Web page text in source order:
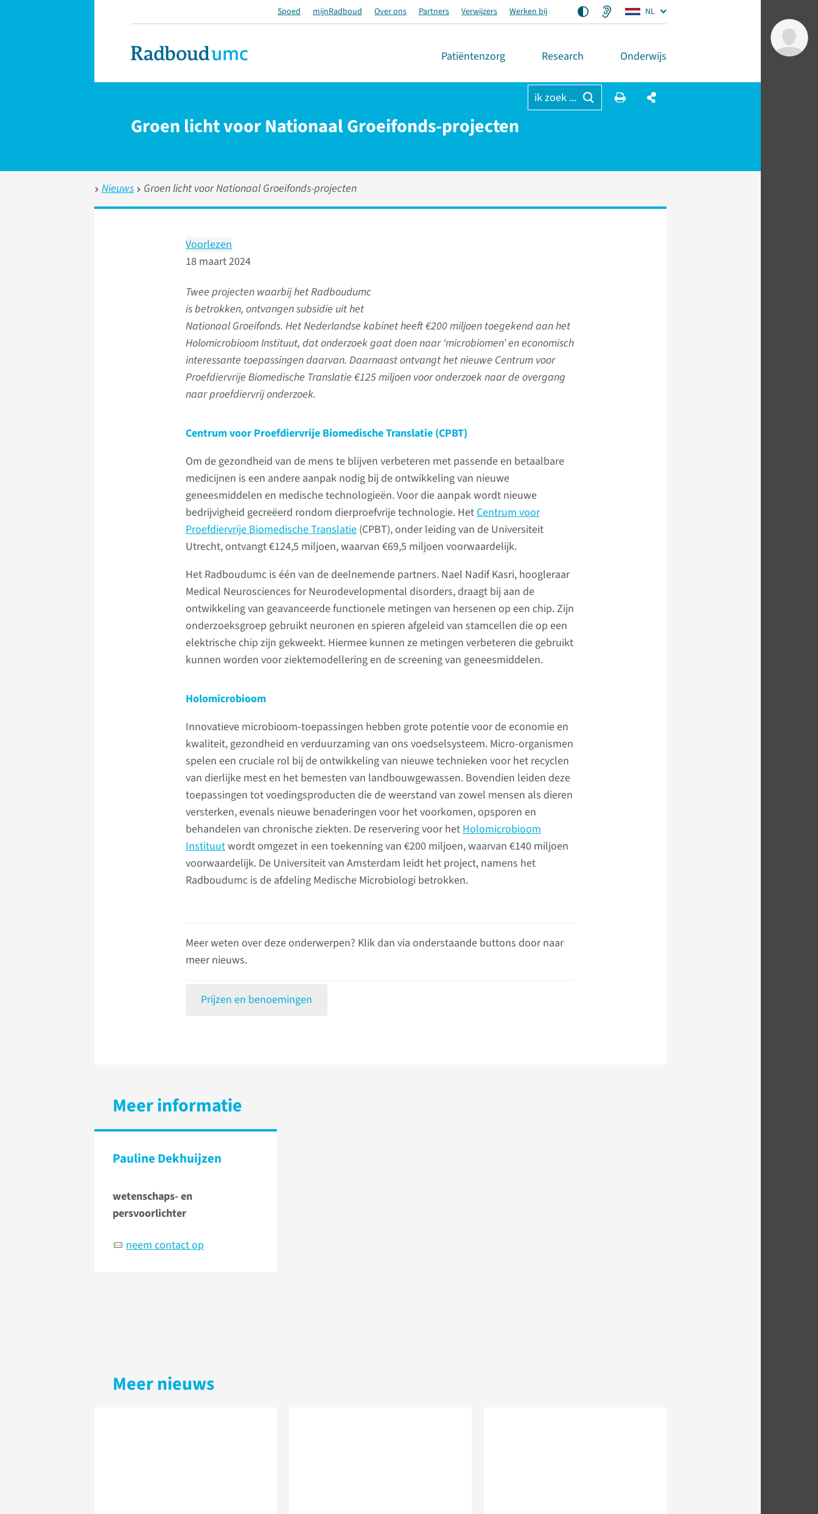
Spoed mijnRadboud Over ons Partners Verwijzers Werken bij NL
Patiëntenzorg Research Onderwijs
ik zoek ...
Groen licht voor Nationaal Groeifonds-projecten
Nieuws Groen licht voor Nationaal Groeifonds-projecten
Voorlezen
18 maart 2024
Twee projecten waarbij het Radboudumc
is betrokken, ontvangen subsidie uit het
Nationaal Groeifonds. Het Nederlandse kabinet heeft €200 miljoen toegekend aan het
Holomicrobioom Instituut, dat onderzoek gaat doen naar ‘microbiomen’ en economisch
interessante toepassingen daarvan. Daarnaast ontvangt het nieuwe Centrum voor
Proefdiervrije Biomedische Translatie €125 miljoen voor onderzoek naar de overgang
naar proefdiervrij onderzoek.
Centrum voor Proefdiervrije Biomedische Translatie (CPBT)
Om de gezondheid van de mens te blijven verbeteren met passende en betaalbare
medicijnen is een andere aanpak nodig bij de ontwikkeling van nieuwe
geneesmiddelen en medische technologieën. Voor die aanpak wordt nieuwe
bedrijvigheid gecreëerd rondom dierproefvrije technologie. HetCentrum voor
Proefdiervrije Biomedische Translatie (CPBT), onder leiding van de Universiteit
Utrecht, ontvangt €124,5 miljoen, waarvan €69,5 miljoen voorwaardelijk.
Het Radboudumc is één van de deelnemende partners. Nael Nadif Kasri, hoogleraar
Medical Neurosciences for Neurodevelopmental disorders, draagt bij aan de
ontwikkeling van geavanceerde functionele metingen van hersenen op een chip. Zijn
onderzoeksgroep gebruikt neuronen en spieren afgeleid van stamcellen die op een
elektrische chip zijn gekweekt. Hiermee kunnen ze metingen verbeteren die gebruikt
kunnen worden voor ziektemodellering en de screening van geneesmiddelen.
Holomicrobioom
Innovatieve microbioom-toepassingen hebben grote potentie voor de economie en
kwaliteit, gezondheid en verduurzaming van ons voedselsysteem. Micro-organismen
spelen een cruciale rol bij de ontwikkeling van nieuwe technieken voor het recyclen
van dierlijke mest en het bemesten van landbouwgewassen. Bovendien leiden deze
toepassingen tot voedingsproducten die de weerstand van zowel mensen als dieren
versterken, evenals nieuwe benaderingen voor het voorkomen, opsporen en
behandelen van chronische ziekten. De reservering voor hetHolomicrobioom
Instituutwordt omgezet in een toekenning van €200 miljoen, waarvan €140 miljoen
voorwaardelijk. De Universiteit van Amsterdam leidt het project, namens het
Radboudumc is de afdeling Medische Microbiologi betrokken.
Meer weten over deze onderwerpen? Klik dan via onderstaande buttons door naar
meer nieuws.
Prijzen en benoemingen
Meer informatie
Pauline Dekhuijzen
wetenschaps- en
persvoorlichter
neem contact op
Meer nieuws